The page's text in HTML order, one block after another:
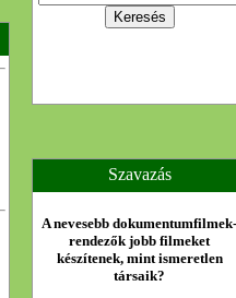
Szavazás
A nevesebb dokumentumfilmek-
rendezők jobb filmeket
készítenek, mint ismeretlen
társaik?